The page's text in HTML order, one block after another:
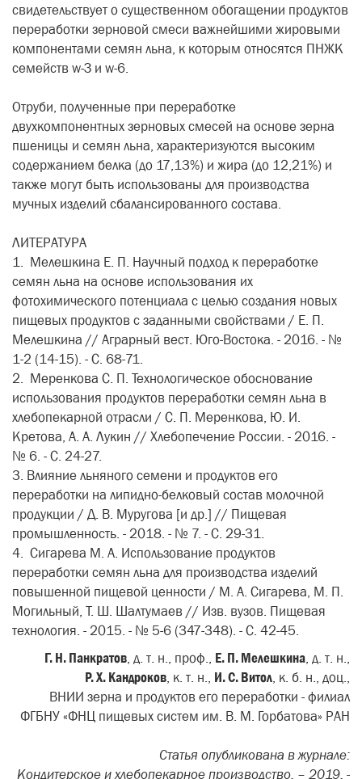
свидетельствует о существенном обогащении продуктов
переработки зерновой смеси важнейшими жировыми
компонентами семян льна, к которым относятся ПНЖК
семейств w-З и w-6.
Отруби, полученные при переработке
двухкомпонентных зерновых смесей на основе зерна
пшеницы и семян льна, характеризуются высоким
содержанием белка (до 17,13%) и жира (до 12,21%) и
также могут быть использованы для производства
мучных изделий сбалансированного состава.
ЛИТЕРАТУРА
1. Мелешкина Е. П. Научный подход к переработке
семян льна на основе использования их
фотохимического потенциала с целью создания новых
пищевых продуктов с заданными свойствами / Е. П.
Мелешкина // Аграрный вест. Юго-Востока. - 2016. - №
1-2 (14-15). - С. 68-71.
2. Меренкова С. П. Технологическое обоснование
использования продуктов переработки семян льна в
хлебопекарной отрасли / С. П. Меренкова, Ю. И.
Кретова, А. А. Лукин // Хлебопечение России. - 2016. -
№ 6. - С. 24-27.
3. Влияние льняного семени и продуктов его
переработки на липидно-белковый состав молочной
продукции / Д. В. Муругова [и др.] // Пищевая
промышленность. - 2018. - № 7. - С. 29-31.
4. Сигарева М. А. Использование продуктов
переработки семян льна для производства изделий
повышенной пищевой ценности / М. А. Сигарева, М. П.
Могильный, Т. Ш. Шалтумаев // Изв. вузов. Пищевая
технология. - 2015. - № 5-6 (347-348). - С. 42-45.
Г. Н. Панкратов, д. т. н., проф., Е. П. Мелешкина, д. т. н.,
Р.X. Кандроков, к. т. н., И. С. Витол, к. б. н., доц.,
ВНИИ зерна и продуктов его переработки - филиал
ФГБНУ «ФНЦ пищевых систем им. В. М. Горбатова» РАН
Статья опубликована в журнале:
Кондитерское и хлебопекарное производство. – 2019. -